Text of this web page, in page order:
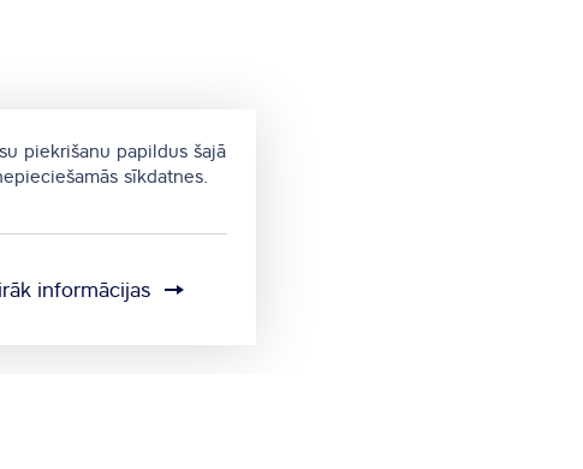
piekrišanu papildus šajā
sīkdatnes.
informācijas